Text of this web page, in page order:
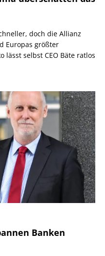
doch die Allianz
Europas größter
lässt selbst CEO Bäte ratlos
Banken